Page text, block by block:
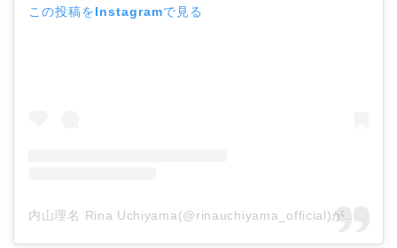
この投稿をInstagramで見る
内山理名 Rina Uchiyama(@rinauchiyama_official)がシェアした投稿